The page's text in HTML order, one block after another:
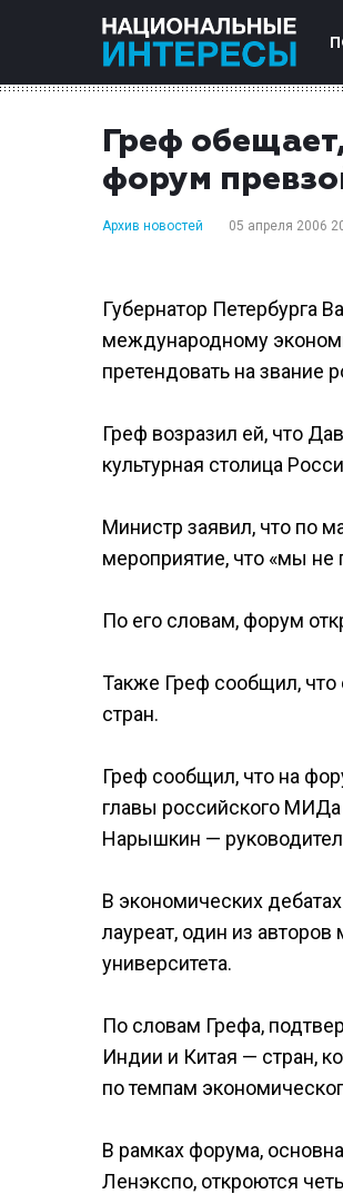
Греф
форум
Архив новостей 05 апреля 2006
Губернатор Петербурга
международному
претендовать на звание
Греф возразил ей, что
культурная столица
Министр заявил, что по
мероприятие, что «мы не
По его словам, форум
Также Греф сообщил, что
стран.
Греф сообщил, что на
главы российского МИДа
Нарышкин —
В экономических
лауреат, один из
университета.
По словам Грефа,
Индии и Китая — стран,
по темпам
В рамках форума,
Ленэкспо, откроются